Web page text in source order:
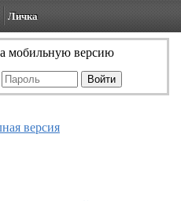
Личка
мобильную версию
версия